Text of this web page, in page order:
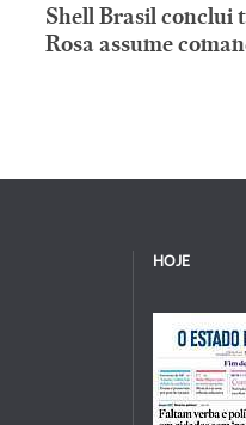
Shell Brasil conclui
Rosa assume
HOJE